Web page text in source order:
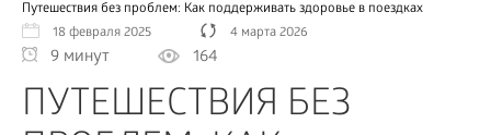
Путешествия без проблем: Как поддерживать здоровье в поездках
18 февраля 2025
4 марта 2026
9 минут 164
ПУТЕШЕСТВИЯ БЕЗ
ЗДОРОВЬЕ
КРАСОТА
ПСИХОЛОГИЯ